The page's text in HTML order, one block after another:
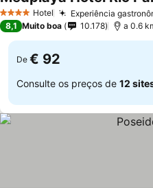
4 EstrelasHotel Experiência
8,1 Muito boa 10.178 a 0.6
De € 92
Consulte os preços de 12